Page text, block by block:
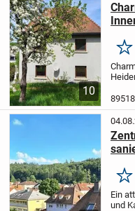
10
HDH
auf
Ein
und